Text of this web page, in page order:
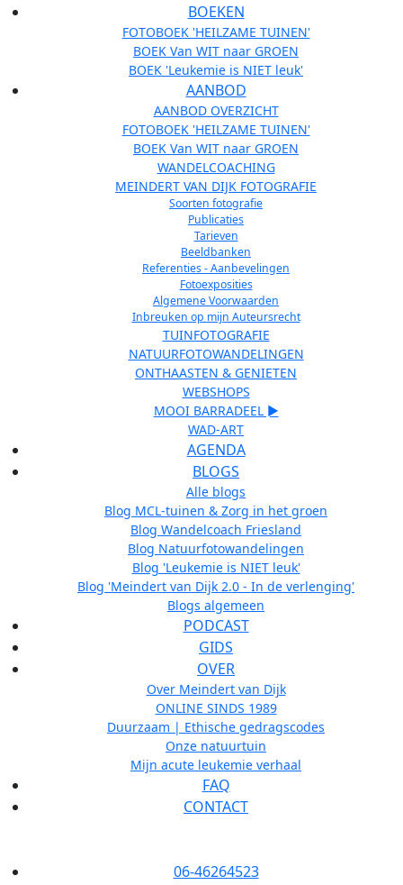
BOEKEN
FOTOBOEK 'HEILZAME TUINEN'
BOEK Van WIT naar GROEN
BOEK 'Leukemie is NIET leuk'
AANBOD
AANBOD OVERZICHT
FOTOBOEK 'HEILZAME TUINEN'
BOEK Van WIT naar GROEN
WANDELCOACHING
MEINDERT VAN DIJK FOTOGRAFIE
Soorten fotografie
Publicaties
Tarieven
Beeldbanken
Referenties - Aanbevelingen
Fotoexposities
Algemene Voorwaarden
Inbreuken op mijn Auteursrecht
TUINFOTOGRAFIE
NATUURFOTOWANDELINGEN
ONTHAASTEN & GENIETEN
WEBSHOPS
MOOI BARRADEEL ►
WAD-ART
AGENDA
BLOGS
Alle blogs
Blog MCL-tuinen & Zorg in het groen
Blog Wandelcoach Friesland
Blog Natuurfotowandelingen
Blog 'Leukemie is NIET leuk'
Blog 'Meindert van Dijk 2.0 - In de verlenging'
Blogs algemeen
PODCAST
GIDS
OVER
Over Meindert van Dijk
ONLINE SINDS 1989
Duurzaam | Ethische gedragscodes
Onze natuurtuin
Mijn acute leukemie verhaal
FAQ
CONTACT
06-46264523